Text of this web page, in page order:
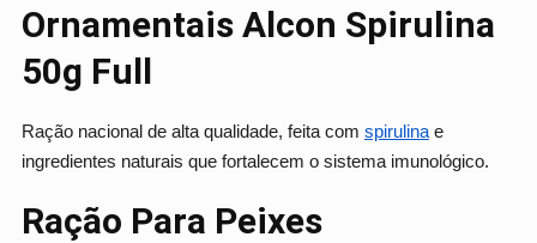
Ornamentais Alcon Spirulina
50g Full
Ração nacional de alta qualidade, feita com spirulinae
ingredientes naturais que fortalecem o sistema imunológico.
Ração Para Peixes